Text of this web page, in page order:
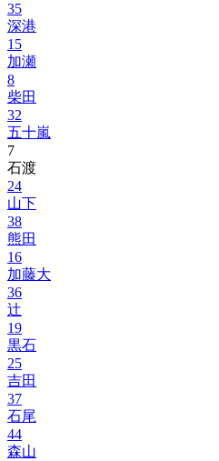
35
深港
15
加瀬
8
柴田
32
五十嵐
7
石渡
24
山下
38
熊田
16
加藤大
36
辻
19
黒石
25
吉田
37
石尾
44
森山